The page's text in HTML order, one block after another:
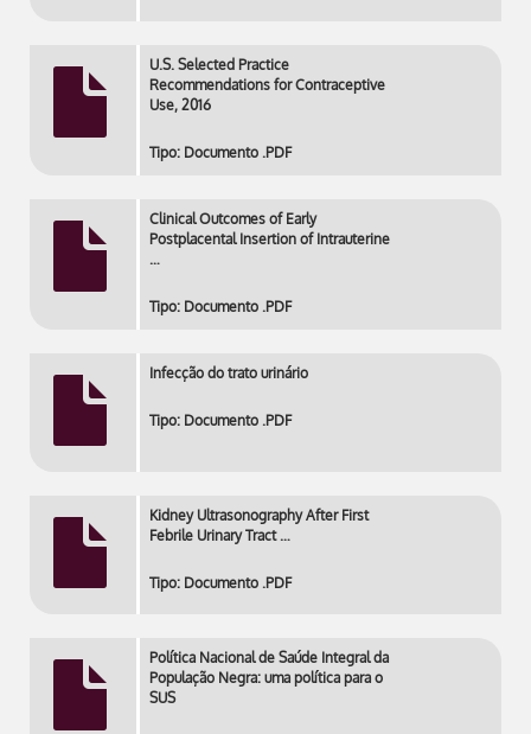
U.S. Selected Practice
Recommendations for Contraceptive
Use, 2016
Tipo: Documento .PDF
Clinical Outcomes of Early
Postplacental Insertion of Intrauterine
…
Tipo: Documento .PDF
Infecção do trato urinário
Tipo: Documento .PDF
Kidney Ultrasonography After First
Febrile Urinary Tract …
Tipo: Documento .PDF
Política Nacional de Saúde Integral da
População Negra: uma política para o
SUS